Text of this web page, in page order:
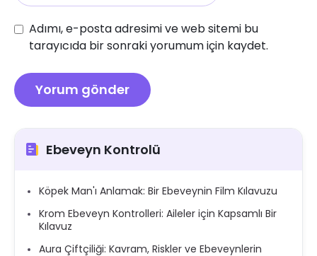
Adımı, e-posta adresimi ve web sitemi bu
tarayıcıda bir sonraki yorumum için kaydet.
Ebeveyn Kontrolü
Köpek Man'ı Anlamak: Bir Ebeveynin Film Kılavuzu
Krom Ebeveyn Kontrolleri: Aileler için Kapsamlı Bir
Kılavuz
Aura Çiftçiliği: Kavram, Riskler ve Ebeveynlerin